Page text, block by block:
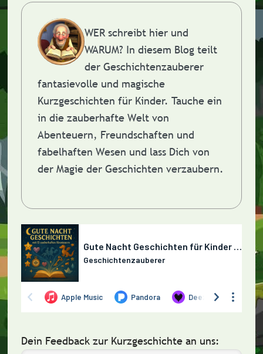
WER schreibt hier und
WARUM? In diesem Blog teilt
der Geschichtenzauberer
fantasievolle und magische
Kurzgeschichten für Kinder. Tauche ein
in die zauberhafte Welt von
Abenteuern, Freundschaften und
fabelhaften Wesen und lass Dich von
der Magie der Geschichten verzaubern.
Dein Feedback zur Kurzgeschichte an uns: